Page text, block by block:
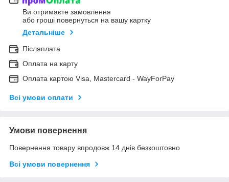
Ви отримаєте замовлення
або гроші повернуться на вашу картку
Детальніше
Післяплата
Оплата на карту
Оплата картою Visa, Mastercard - WayForPay
Всі умови оплати
Умови повернення
Повернення товару впродовж 14 днів безкоштовно
Всі умови повернення